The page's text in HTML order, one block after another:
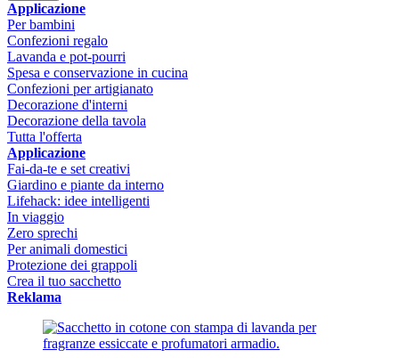
Applicazione
Per bambini
Confezioni regalo
Lavanda e pot-pourri
Spesa e conservazione in cucina
Confezioni per artigianato
Decorazione d'interni
Decorazione della tavola
Tutta l'offerta
Applicazione
Fai-da-te e set creativi
Giardino e piante da interno
Lifehack: idee intelligenti
In viaggio
Zero sprechi
Per animali domestici
Protezione dei grappoli
Crea il tuo sacchetto
Reklama